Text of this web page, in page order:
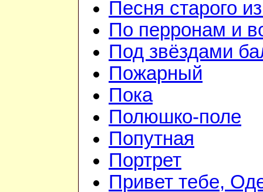
Песня старого
По перронам и
Под звёздами
Пожарный
Пока
Полюшко-поле
Попутная
Портрет
Привет тебе,